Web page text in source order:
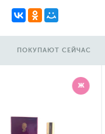
ПОКУПАЮТ СЕЙЧАС